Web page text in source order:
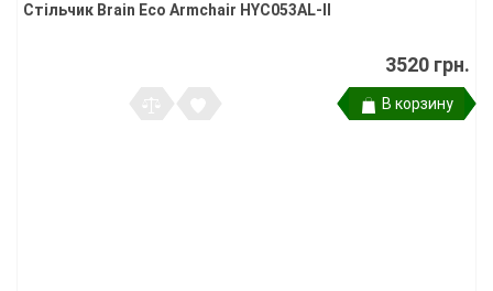
Стільчик Brain Eco Armchair HYC053AL-II
3520 грн.
В корзину